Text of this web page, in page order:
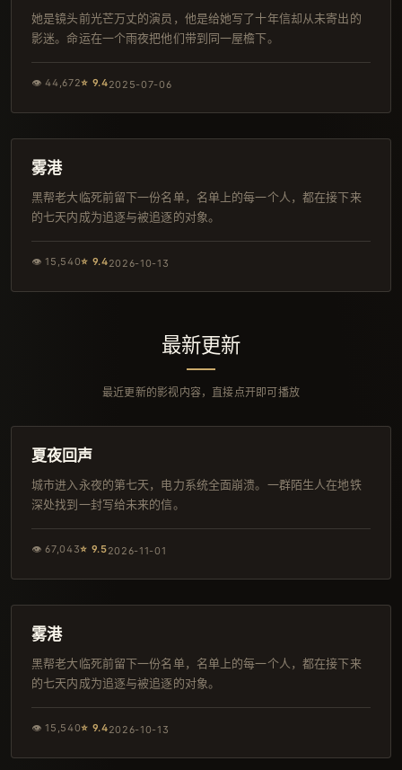
她是镜头前光芒万丈的演员，他是给她写了十年信却从未寄出的
影迷。命运在一个雨夜把他们带到同一屋檐下。
👁44,672⭐ 9.42025-07-06
热播
雾港
黑帮老大临死前留下一份名单，名单上的每一个人，都在接下来
的七天内成为追逐与被追逐的对象。
👁15,540⭐ 9.42026-10-13
最新更新
最近更新的影视内容，直接点开即可播放
IMAX
夏夜回声
城市进入永夜的第七天，电力系统全面崩溃。一群陌生人在地铁
深处找到一封写给未来的信。
👁67,043⭐ 9.52026-11-01
热播
雾港
黑帮老大临死前留下一份名单，名单上的每一个人，都在接下来
的七天内成为追逐与被追逐的对象。
👁15,540⭐ 9.42026-10-13